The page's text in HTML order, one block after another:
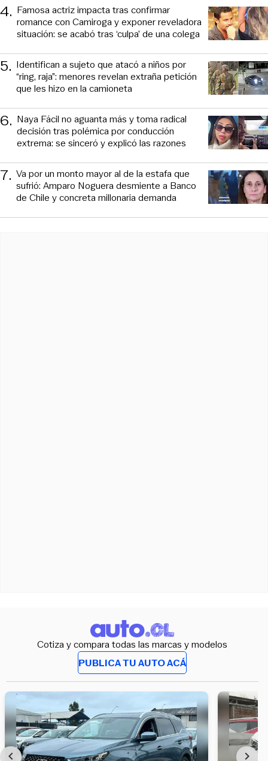
4. Famosa actriz impacta tras confirmar
romance con Camiroga y exponer reveladora
situación: se acabó tras ‘culpa’ de una colega
5. Identifican a sujeto que atacó a niños por
“ring, raja”: menores revelan extraña petición
que les hizo en la camioneta
6. Naya Fácil no aguanta más y toma radical
decisión tras polémica por conducción
extrema: se sinceró y explicó las razones
7. Va por un monto mayor al de la estafa que
sufrió: Amparo Noguera desmiente a Banco
de Chile y concreta millonaria demanda
Cotiza y compara todas las marcas y modelos
PUBLICA TU AUTO ACÁ